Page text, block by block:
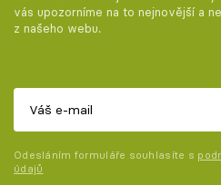
vás upozorníme na to nejnovější a
z našeho webu.
Odesláním formuláře souhlasíte s
údajů